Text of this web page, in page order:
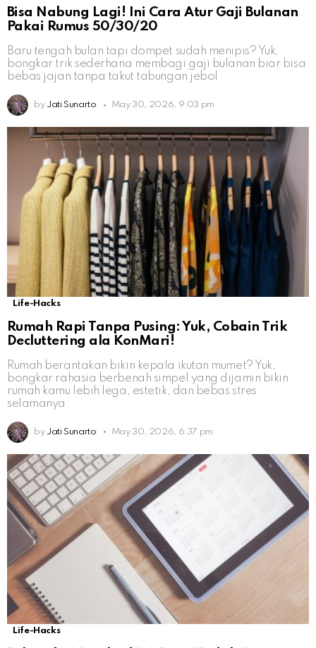
Bisa Nabung Lagi! Ini Cara Atur Gaji Bulanan
Pakai Rumus 50/30/20
Baru tengah bulan tapi dompet sudah menipis? Yuk,
bongkar trik sederhana membagi gaji bulanan biar bisa
bebas jajan tanpa takut tabungan jebol
by Jati Sunarto May 30, 2026, 9:03 pm
Life-Hacks
Rumah Rapi Tanpa Pusing: Yuk, Cobain Trik
Decluttering ala KonMari!
Rumah berantakan bikin kepala ikutan mumet? Yuk,
bongkar rahasia berbenah simpel yang dijamin bikin
rumah kamu lebih lega, estetik, dan bebas stres
selamanya.
by Jati Sunarto May 30, 2026, 6:37 pm
Life-Hacks